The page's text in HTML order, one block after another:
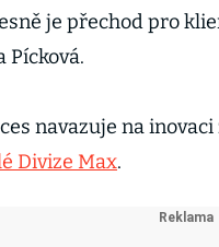
je přechod pro
Pícková.
navazuje na
Divize Max.